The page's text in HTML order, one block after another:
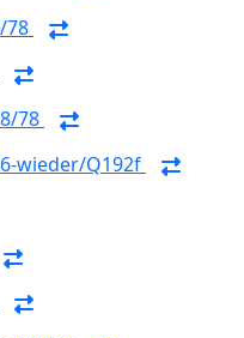
78
78
wieder/Q192f